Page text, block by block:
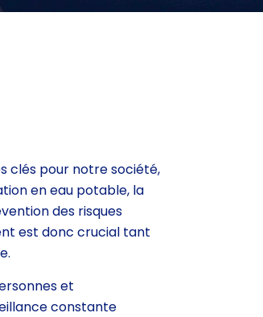
clés pour notresociété,
en eau potable, la
des risques
est donc crucial tant
et
constante